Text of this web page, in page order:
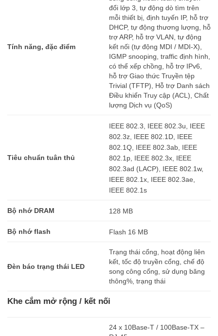
Tính năng, đặc điểm
đổi lớp 3, tự động dò tìm trên
mỗi thiết bị, định tuyến IP, hỗ trợ
DHCP, tự động thương lượng, hỗ
trợ ARP, hỗ trợ VLAN, tự động
kết nối (tự động MDI / MDI-X),
IGMP snooping, traffic định hình,
có thể xếp chồng, hỗ trợ IPv6,
hỗ trợ Giao thức Truyền tệp
Trivial (TFTP), Hỗ trợ Danh sách
Điều khiển Truy cập (ACL), Chất
lượng Dịch vụ (QoS)
Tiêu chuẩn tuân thủ
IEEE 802.3, IEEE 802.3u, IEEE
802.3z, IEEE 802.1D, IEEE
802.1Q, IEEE 802.3ab, IEEE
802.1p, IEEE 802.3x, IEEE
802.3ad (LACP), IEEE 802.1w,
IEEE 802.1x, IEEE 802.3ae,
IEEE 802.1s
Bộ nhớ DRAM 128 MB
Bộ nhớ flash Flash 16 MB
Đèn báo trạng thái LED
Trạng thái cổng, hoạt động liên
kết, tốc độ truyền cổng, chế độ
song công cổng, sử dụng băng
thông%, trạng thái
Khe cắm mở rộng / kết nối
24 x 10Base-T / 100Base-TX –